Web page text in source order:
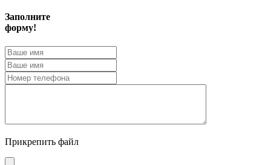
Заполните
форму!
Прикрепить файл